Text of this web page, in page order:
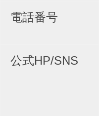
電話番号
公式HP/SNS